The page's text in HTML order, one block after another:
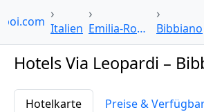
Italien Emilia-Romagna Bibbiano
Hotels Via Leopardi –
Hotelkarte
Preise &